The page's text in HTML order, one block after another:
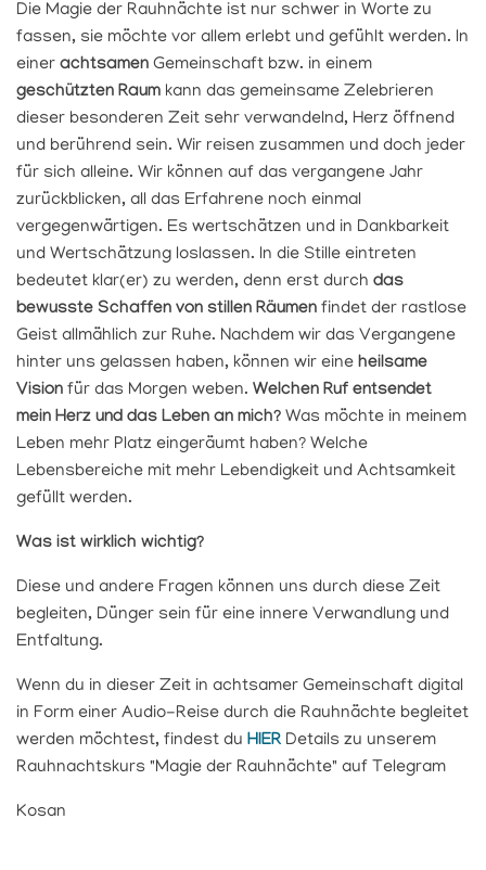
Die Magie der Rauhnächte ist nur schwer in Worte zu
fassen, sie möchte vor allem erlebt und gefühlt werden. In
einer achtsamen Gemeinschaft bzw. in einem
geschützten Raum kann das gemeinsame Zelebrieren
dieser besonderen Zeit sehr verwandelnd, Herz öffnend
und berührend sein. Wir reisen zusammen und doch jeder
für sich alleine. Wir können auf das vergangene Jahr
zurückblicken, all das Erfahrene noch einmal
vergegenwärtigen. Es wertschätzen und in Dankbarkeit
und Wertschätzung loslassen. In die Stille eintreten
bedeutet klar(er) zu werden, denn erst durch das
bewusste Schaffen von stillen Räumen findet der rastlose
Geist allmählich zur Ruhe. Nachdem wir das Vergangene
hinter uns gelassen haben, können wir eine heilsame
Vision für das Morgen weben. Welchen Ruf entsendet
mein Herz und das Leben an mich? Was möchte in meinem
Leben mehr Platz eingeräumt haben? Welche
Lebensbereiche mit mehr Lebendigkeit und Achtsamkeit
gefüllt werden.
Was ist wirklich wichtig?
Diese und andere Fragen können uns durch diese Zeit
begleiten, Dünger sein für eine innere Verwandlung und
Entfaltung.
Wenn du in dieser Zeit in achtsamer Gemeinschaft digital
in Form einer Audio-Reise durch die Rauhnächte begleitet
werden möchtest, findest du HIER Details zu unserem
Rauhnachtskurs "Magie der Rauhnächte" auf Telegram
Kosan